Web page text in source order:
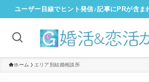
ユーザー目線でヒント発信♪記事にPRが含ま
ホーム エリア別結婚相談所